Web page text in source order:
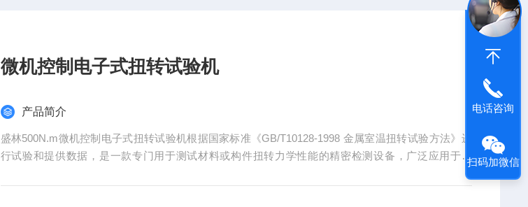
微机控制电子式扭转试验机
产品简介
盛林500N.m微机控制电子式扭转试验机根据国家标准《GB/T10128-1998 金属室温扭转试验方法》进
行试验和提供数据，是一款专门用于测试材料或构件扭转力学性能的精密检测设备，广泛应用于金
电话咨询
扫码加微信